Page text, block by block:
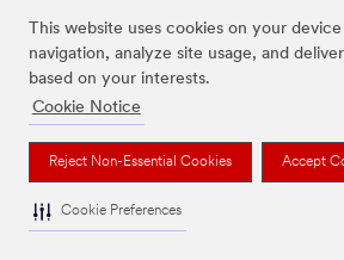
This website uses cookies on your
navigation, analyze site usage, and
based on your interests.
Cookie Notice
Reject Non-Essential Cookies Accept
Cookie Preferences